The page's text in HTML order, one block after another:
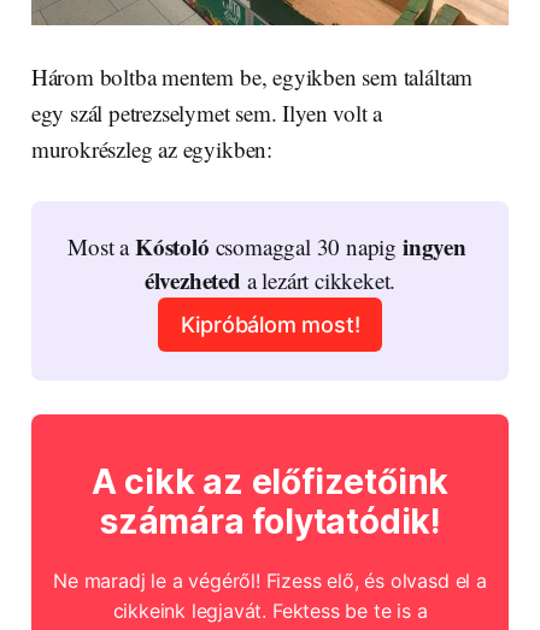
Három boltba mentem be, egyikben sem találtam
egy szál petrezselymet sem. Ilyen volt a
murokrészleg az egyikben:
Most a Kóstoló csomaggal 30 napig ingyen
élvezheted a lezárt cikkeket.
Kipróbálom most!
A cikk az előfizetőink
számára folytatódik!
Ne maradj le a végéről! Fizess elő, és olvasd el a
cikkeink legjavát. Fektess be te is a